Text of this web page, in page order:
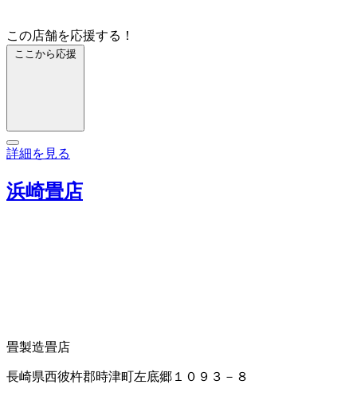
この店舗を応援する！
ここから応援
詳細を見る
浜崎畳店
畳製造畳店
長崎県西彼杵郡時津町左底郷１０９３－８